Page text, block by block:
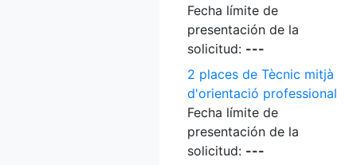
Fecha límite de
presentación de la
solicitud: ---
2 places de Tècnic mitjà
d'orientació professional
Fecha límite de
presentación de la
solicitud: ---